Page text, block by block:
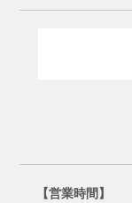
【営業時間】